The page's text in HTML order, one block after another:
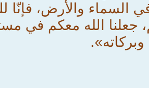
والأرض، فإنّا لله
جعلنا الله معكم في